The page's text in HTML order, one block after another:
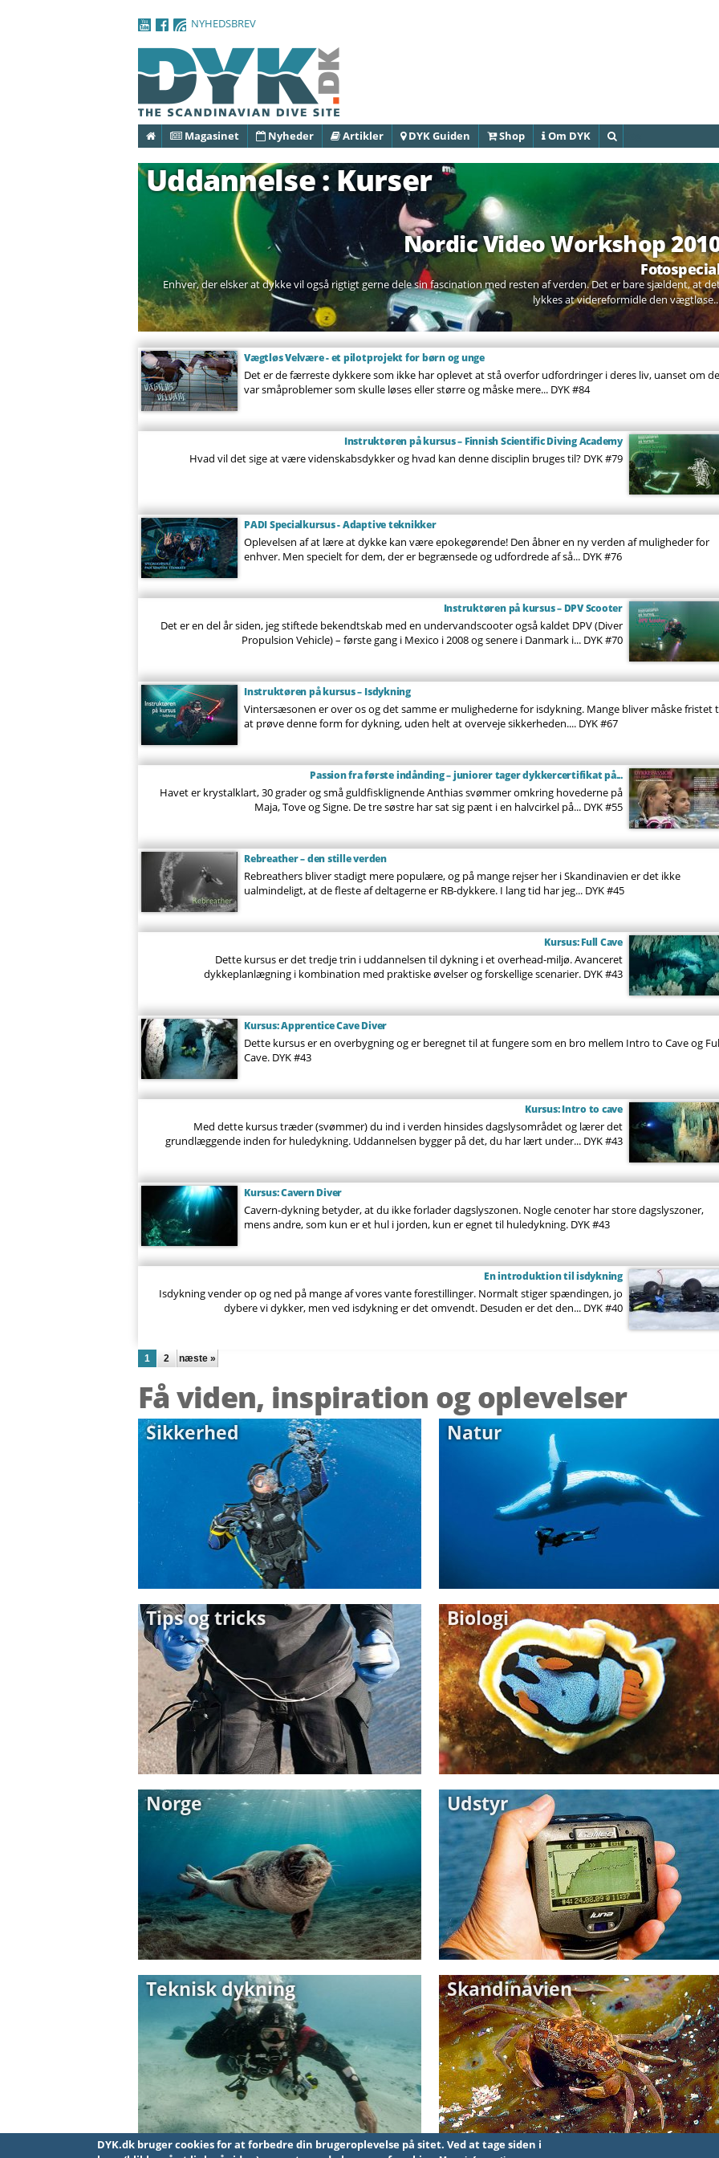
NYHEDSBREV
ForsideMagasinet Nyheder Artikler DYK Guiden Shop Om DYK
Uddannelse : Kurser
Nordic Video Workshop
Enhver, der elsker at dykke vil også rigtigt gerne dele sin fascination med resten af verden. Det er bare sjældent, at
lykkes at videreformidle den
Vægtløs Velvære - et pilotprojekt for børn og unge
Det er de færreste dykkere som ikke har oplevet at stå overfor udfordringer i deres liv, uanset om
var småproblemer som skulle løses eller større og måske mere... DYK #84
Instruktøren på kursus – Finnish Scientific Diving Academy
Hvad vil det sige at være videnskabsdykker og hvad kan denne disciplin bruges til? DYK #79
PADI Specialkursus - Adaptive teknikker
Oplevelsen af ​​at lære at dykke kan være epokegørende! Den åbner en ny verden af ​​muligheder for
enhver. Men specielt for dem, der er begrænsede og udfordrede af så... DYK #76
Instruktøren på kursus – DPV Scooter
Det er en del år siden, jeg stiftede bekendtskab med en undervandscooter også kaldet DPV (Diver
Propulsion Vehicle) – første gang i Mexico i 2008 og senere i Danmark i... DYK #70
Instruktøren på kursus – Isdykning
Vintersæsonen er over os og det samme er mulighederne for isdykning. Mange bliver måske fristet
at prøve denne form for dykning, uden helt at overveje sikkerheden.... DYK #67
Passion fra første indånding – juniorer tager dykkercertifikat på...
Havet er krystalklart, 30 grader og små guldfisklignende Anthias svømmer omkring hovederne på
Maja, Tove og Signe. De tre søstre har sat sig pænt i en halvcirkel på... DYK #55
Rebreather – den stille verden
Rebreathers bliver stadigt mere populære, og på mange rejser her i Skandinavien er det ikke
ualmindeligt, at de fleste af deltagerne er RB-dykkere. I lang tid har jeg... DYK #45
Kursus: Full Cave
Dette kursus er det tredje trin i uddannelsen til dykning i et overhead-miljø. Avanceret
dykkeplanlægning i kombination med praktiske øvelser og forskellige scenarier. DYK #43
Kursus: Apprentice Cave Diver
Dette kursus er en overbygning og er beregnet til at fungere som en bro mellem Intro to Cave og
Cave. DYK #43
Kursus: Intro to cave
Med dette kursus træder (svømmer) du ind i verden hinsides dagslysområdet og lærer det
grundlæggende inden for huledykning. Uddannelsen bygger på det, du har lært under... DYK #43
Kursus: Cavern Diver
Cavern-dykning betyder, at du ikke forlader dagslyszonen. Nogle cenoter har store dagslyszoner,
mens andre, som kun er et hul i jorden, kun er egnet til huledykning. DYK #43
En introduktion til isdykning
Isdykning vender op og ned på mange af vores vante forestillinger. Normalt stiger spændingen, jo
dybere vi dykker, men ved isdykning er det omvendt. Desuden er det den... DYK #40
Sider
1 2 næste »
Få viden, inspiration og oplevelser
Sikkerhed Natur
Tips og tricks Biologi
Norge Udstyr
Teknisk dykning Skandinavien
DYK.dk bruger cookies for at forbedre din brugeroplevelse på sitet. Ved at tage siden i